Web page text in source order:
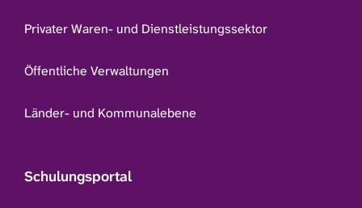
Privater Waren- und Dienstleistungssektor
Öffentliche Verwaltungen
Länder- und Kommunalebene
Schulungsportal